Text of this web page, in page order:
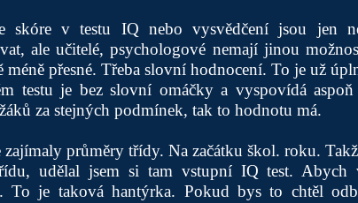
skóre v testu IQ nebo vysvědčení jsou jen
ale učitelé, psychologové nemají jinou
méně přesné. Třeba slovní hodnocení. To je už
testu je bez slovní omáčky a vyspovídá
za stejných podmínek, tak to hodnotu má.
zajímaly průměry třídy. Na začátku škol. roku.
udělal jsem si tam vstupní IQ test. Abych
To je taková hantýrka. Pokud bys to chtěl